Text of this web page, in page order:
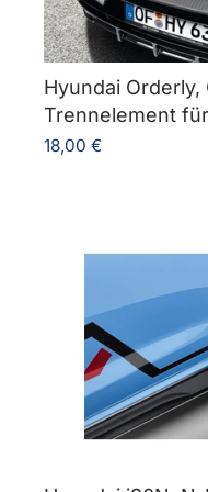
Hyundai
Trennelement
18,00 €